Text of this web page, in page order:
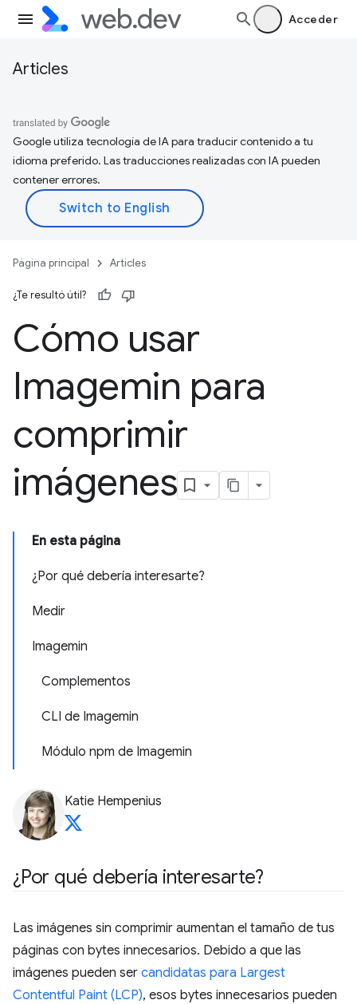
Acceder
Articles
Google utiliza tecnología de IA para traducir contenido a tu
idioma preferido. Las traducciones realizadas con IA pueden
contener errores.
Página principal Articles
¿Te resultó útil?
Cómo usar
Imagemin para
comprimir
imágenes
En esta página
¿Por qué debería interesarte?
Medir
Imagemin
Complementos
CLI de Imagemin
Módulo npm de Imagemin
Katie Hempenius
¿Por qué debería interesarte?
Las imágenes sin comprimir aumentan el tamaño de tus
páginas con bytes innecesarios. Debido a que las
imágenes pueden ser candidatas para Largest
Contentful Paint (LCP), esos bytes innecesarios pueden